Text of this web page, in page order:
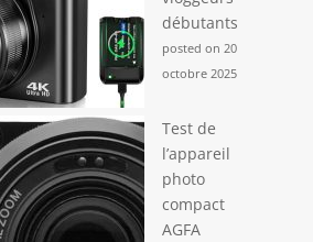
débutants
posted on 20
octobre 2025
Test de
l’appareil
photo
compact
AGFA